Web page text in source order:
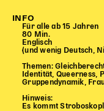
Rund um den
Begleitmaterial
Partnerklasse +
Probenklasse
INFO
Für alle ab 15 Jahren
80 Min.
Englisch
(und wenig Deutsch,
Themen:
Identität, Queerness,
Gruppendynamik,
Hinweis:
Es kommt